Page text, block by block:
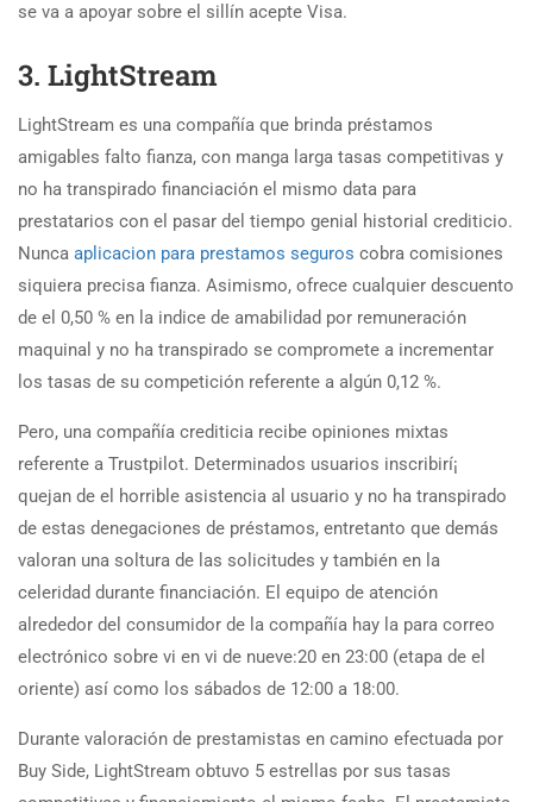
se va a apoyar sobre el sillí­n acepte Visa.
3. LightStream
LightStream es una compañía que brinda préstamos
amigables falto fianza, con manga larga tasas competitivas y
no ha transpirado financiación el mismo data para
prestatarios con el pasar del tiempo genial historial crediticio.
Nunca aplicacion para prestamos seguros cobra comisiones
siquiera precisa fianza. Asimismo, ofrece cualquier descuento
de el 0,50 % en la indice de amabilidad por remuneración
maquinal y no ha transpirado se compromete a incrementar
los tasas de su competición referente a algún 0,12 %.
Pero, una compañía crediticia recibe opiniones mixtas
referente a Trustpilot. Determinados usuarios inscribirí¡
quejan de el horrible asistencia al usuario y no ha transpirado
de estas denegaciones de préstamos, entretanto que demás
valoran una soltura de las solicitudes y también en la
celeridad durante financiación. El equipo de atención
alrededor del consumidor de la compañía hay la para correo
electrónico sobre vi en vi de nueve:20 en 23:00 (etapa de el
oriente) así­ como los sábados de 12:00 a 18:00.
Durante valoración de prestamistas en camino efectuada por
Buy Side, LightStream obtuvo 5 estrellas por sus tasas